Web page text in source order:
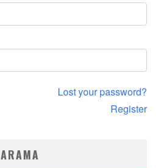
Lost your password?
Register
ARAMA